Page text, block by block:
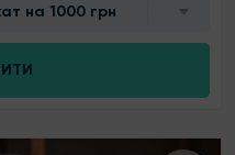
на 1000 грн